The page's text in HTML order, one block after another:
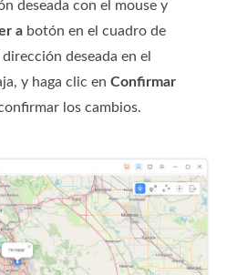
deseada con el mouse y
a botón en el cuadro de
deseada en el
y haga clic en Confirmar
los cambios.